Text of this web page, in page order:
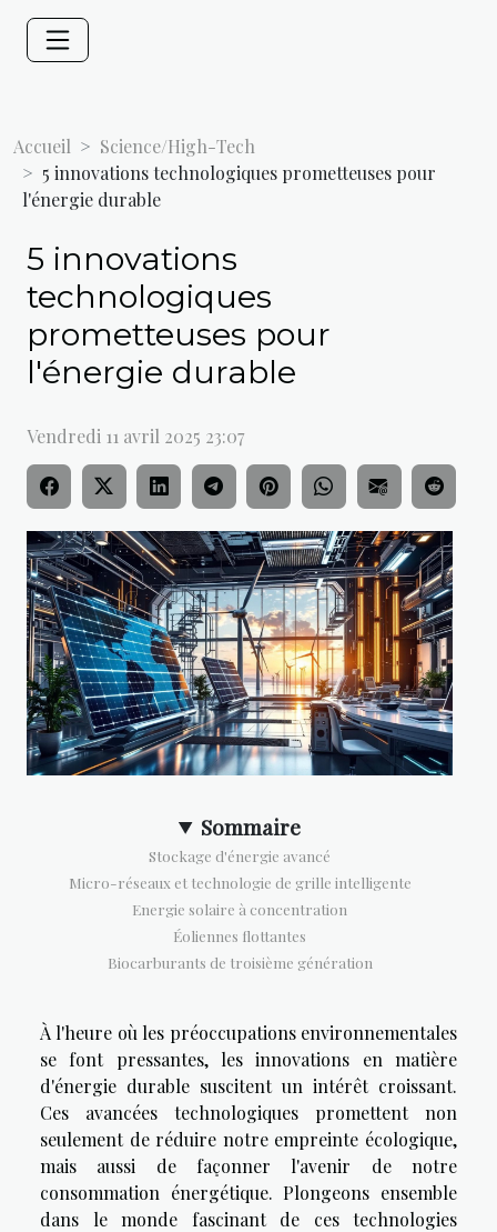
Accueil
Science/High-Tech
5 innovations technologiques prometteuses pour
l'énergie durable
5 innovations
technologiques
prometteuses pour
l'énergie durable
Vendredi 11 avril 2025 23:07
Sommaire
Stockage d'énergie avancé
Micro-réseaux et technologie de grille intelligente
Energie solaire à concentration
Éoliennes flottantes
Biocarburants de troisième génération
À l'heure où les préoccupations environnementales
se font pressantes, les innovations en matière
d'énergie durable suscitent un intérêt croissant.
Ces avancées technologiques promettent non
seulement de réduire notre empreinte écologique,
mais aussi de façonner l'avenir de notre
consommation énergétique. Plongeons ensemble
dans le monde fascinant de ces technologies